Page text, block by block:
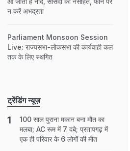
न करें अभद्रता
Parliament Monsoon Session
Live: राज्यसभा-लोकसभा की कार्यवाही कल
तक के लिए स्थगित
ट्रेंडिंग न्यूज़
100 साल पुराना मकान बना मौत का
मलबा; AC रूम में 7 दबे; प्रतापगढ़ में
एक ही परिवार के 6 लोगों की मौत